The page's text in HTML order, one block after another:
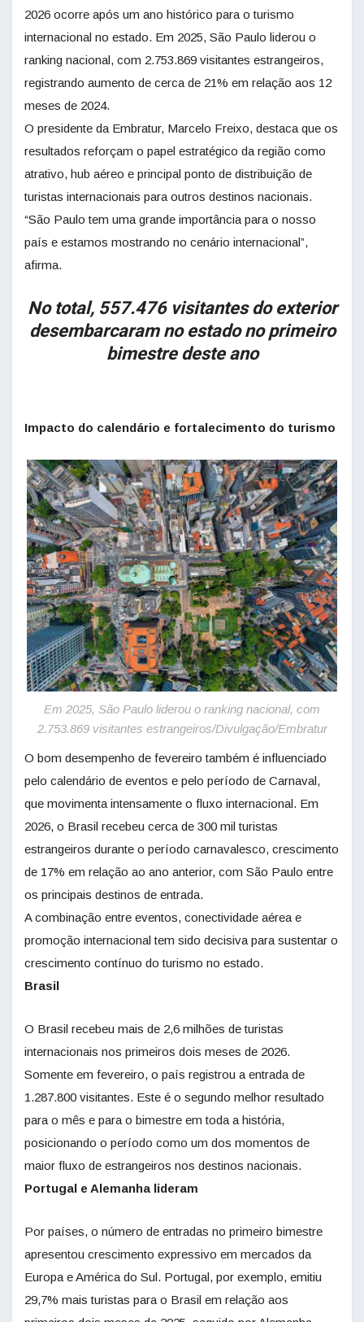
2026 ocorre após um ano histórico para o turismo
internacional no estado. Em 2025, São Paulo liderou o
ranking nacional, com 2.753.869 visitantes estrangeiros,
registrando aumento de cerca de 21% em relação aos 12
meses de 2024.
O presidente da Embratur, Marcelo Freixo, destaca que os
resultados reforçam o papel estratégico da região como
atrativo, hub aéreo e principal ponto de distribuição de
turistas internacionais para outros destinos nacionais.
“São Paulo tem uma grande importância para o nosso
país e estamos mostrando no cenário internacional”,
afirma.
No total, 557.476 visitantes do exterior
desembarcaram no estado no primeiro
bimestre deste ano
Impacto do calendário e fortalecimento do turismo
Em 2025, São Paulo liderou o ranking nacional, com
2.753.869 visitantes estrangeiros/Divulgação/Embratur
O bom desempenho de fevereiro também é influenciado
pelo calendário de eventos e pelo período de Carnaval,
que movimenta intensamente o fluxo internacional. Em
2026, o Brasil recebeu cerca de 300 mil turistas
estrangeiros durante o período carnavalesco, crescimento
de 17% em relação ao ano anterior, com São Paulo entre
os principais destinos de entrada.
A combinação entre eventos, conectividade aérea e
promoção internacional tem sido decisiva para sustentar o
crescimento contínuo do turismo no estado.
Brasil
O Brasil recebeu mais de 2,6 milhões de turistas
internacionais nos primeiros dois meses de 2026.
Somente em fevereiro, o país registrou a entrada de
1.287.800 visitantes. Este é o segundo melhor resultado
para o mês e para o bimestre em toda a história,
posicionando o período como um dos momentos de
maior fluxo de estrangeiros nos destinos nacionais.
Portugal e Alemanha lideram
Por países, o número de entradas no primeiro bimestre
apresentou crescimento expressivo em mercados da
Europa e América do Sul. Portugal, por exemplo, emitiu
29,7% mais turistas para o Brasil em relação aos